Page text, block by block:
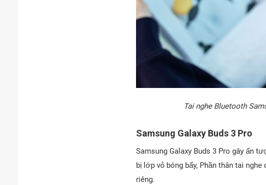
Tai nghe Bluetooth
Samsung Galaxy Buds 3 Pro
Samsung Galaxy Buds 3 Pro gây ấn
bị lớp vỏ bóng bẩy, Phần thân tai
riêng.